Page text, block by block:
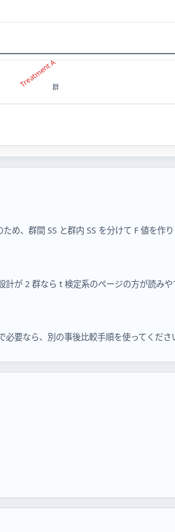
め、群間 SS と群内 SS を分けて F 値を作
が 2 群なら t 検定系のページの方が読みや
要なら、別の事後比較手順を使ってくださ